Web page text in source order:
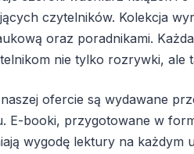
czytelników. Kolekcja
oraz poradnikami.
nie tylko rozrywki, ale
ofercie są wydawane
E-booki, przygotowane w
wygodę lektury na każdym